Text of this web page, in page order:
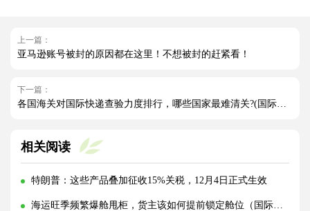
上一篇：
亚马逊账号被封的原因都在这里！不想被封的赶紧看！
下一篇：
相关阅读
特朗普：这些产品叠加征收15%关税，12月4日正式生效
海运旺季频繁爆舱甩柜，货主该如何提前锁定舱位（国际海运干货知识分享）